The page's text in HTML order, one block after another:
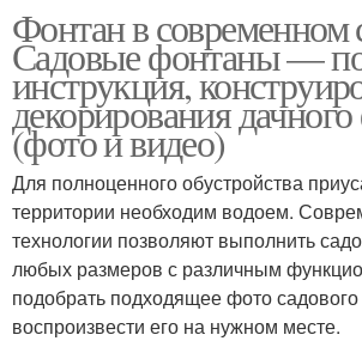
Фонтан в виде
Декоративные фонтаны
Фонтан с
дополнительными
источниками
Фонтан в современном
Садовые фонтаны —
инструкция,
декорирования
(фото и видео)
Для полноценного обустройства
территории необходим водоем.
технологии позволяют выполнить
любых размеров с различным
подобрать подходящее фото
воспроизвести его на нужном месте.